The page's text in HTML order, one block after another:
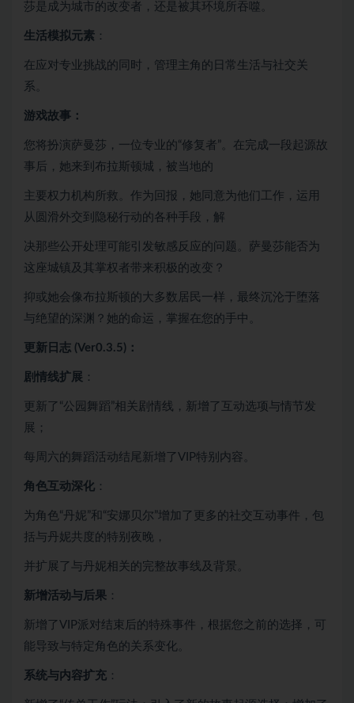
莎是成为城市的改变者，还是被其环境所吞噬。
生活模拟元素 ：
在应对专业挑战的同时，管理主角的日常生活与社交关
系。
游戏故事：
您将扮演萨曼莎，一位专业的“修复者”。在完成一段起源故
事后，她来到布拉斯顿城，被当地的
主要权力机构所救。作为回报，她同意为他们工作，运用
从圆滑外交到隐秘行动的各种手段，解
决那些公开处理可能引发敏感反应的问题。萨曼莎能否为
这座城镇及其掌权者带来积极的改变？
抑或她会像布拉斯顿的大多数居民一样，最终沉沦于堕落
与绝望的深渊？她的命运，掌握在您的手中。
更新日志 (Ver0.3.5)：
剧情线扩展 ：
更新了“公园舞蹈”相关剧情线，新增了互动选项与情节发
展；
每周六的舞蹈活动结尾新增了VIP特别内容。
角色互动深化 ：
为角色“丹妮”和“安娜贝尔”增加了更多的社交互动事件，包
括与丹妮共度的特别夜晚，
并扩展了与丹妮相关的完整故事线及背景。
新增活动与后果 ：
新增了VIP派对结束后的特殊事件，根据您之前的选择，可
能导致与特定角色的关系变化。
系统与内容扩充 ：